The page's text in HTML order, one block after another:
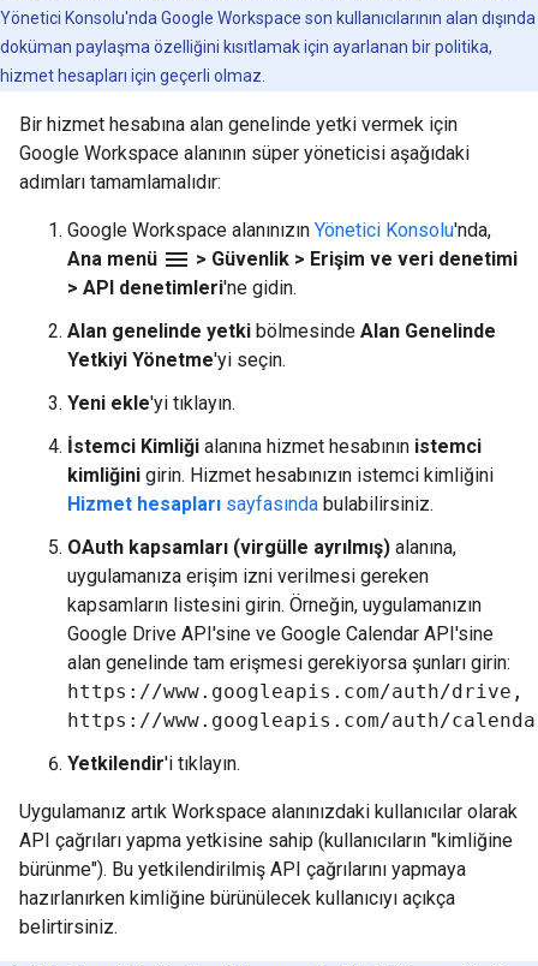
Yönetici Konsolu'nda Google Workspace son kullanıcılarının alan dışında
doküman paylaşma özelliğini kısıtlamak için ayarlanan bir politika,
hizmet hesapları için geçerli olmaz.
Bir hizmet hesabına alan genelinde yetki vermek için
Google Workspace alanının süper yöneticisi aşağıdaki
adımları tamamlamalıdır:
Google Workspace alanınızın Yönetici Konsolu'nda,
Ana menü menu > Güvenlik > Erişim ve veri denetimi
> API denetimleri'ne gidin.
Alan genelinde yetki bölmesinde Alan Genelinde
Yetkiyi Yönetme'yi seçin.
Yeni ekle'yi tıklayın.
İstemci Kimliği alanına hizmet hesabının istemci
kimliğini girin. Hizmet hesabınızın istemci kimliğini
Hizmet hesapları sayfasında bulabilirsiniz.
OAuth kapsamları (virgülle ayrılmış) alanına,
uygulamanıza erişim izni verilmesi gereken
kapsamların listesini girin. Örneğin, uygulamanızın
Google Drive API'sine ve Google Calendar API'sine
alan genelinde tam erişmesi gerekiyorsa şunları girin:
https://www.googleapis.com/auth/drive,
https://www.googleapis.com/auth/
Yetkilendir'i tıklayın.
Uygulamanız artık Workspace alanınızdaki kullanıcılar olarak
API çağrıları yapma yetkisine sahip (kullanıcıların "kimliğine
bürünme"). Bu yetkilendirilmiş API çağrılarını yapmaya
hazırlanırken kimliğine bürünülecek kullanıcıyı açıkça
belirtirsiniz.